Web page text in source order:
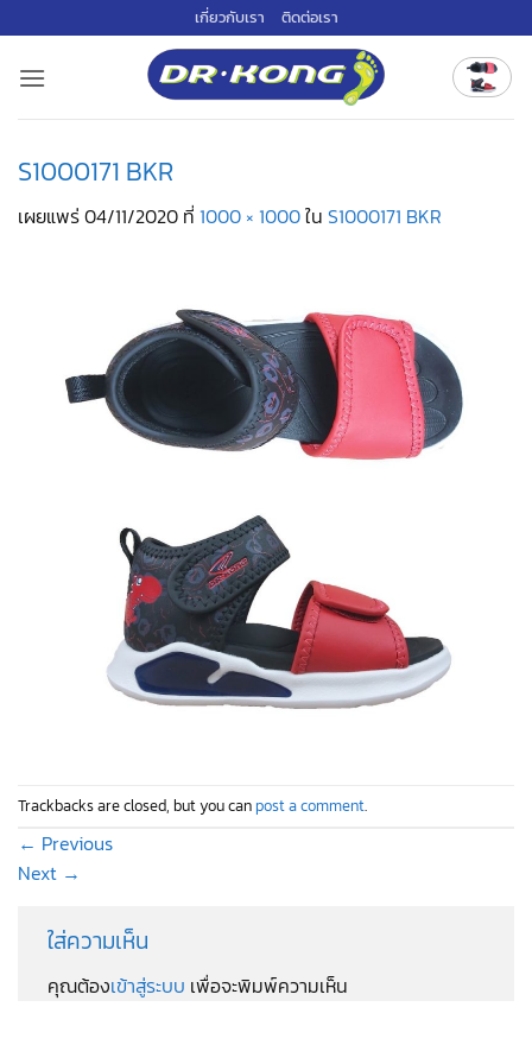
ไป
เกี่ยวกับเรา ติดต่อเรา
S1000171 BKR
เผยแพร่04/11/2020 ที่ 1000 × 1000ใน S1000171 BKR
Trackbacks are closed, but you can post a comment.
← Previous
Next →
ใส่ความเห็น
คุณต้องเข้าสู่ระบบ เพื่อจะพิมพ์ความเห็น